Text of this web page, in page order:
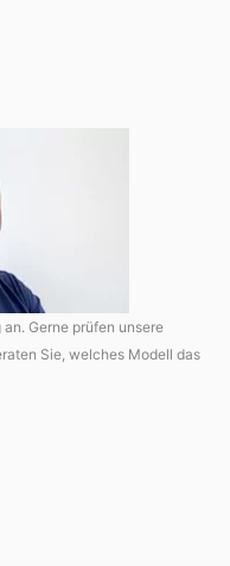
Gerne prüfen unsere
Sie, welches Modell das